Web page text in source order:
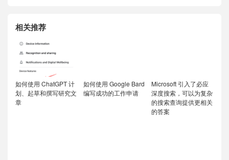
相关推荐
如何使用 ChatGPT 计
划、起草和撰写研究文
章
如何使用 Google Bard
编写成功的工作申请
Microsoft 引入了必应
深度搜索，可以为复杂
的搜索查询提供更相关
的答案